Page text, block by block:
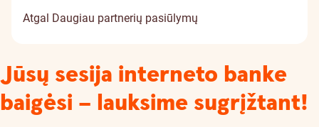
Atgal Daugiau partnerių pasiūlymų
Jūsų sesija interneto banke
baigėsi – lauksime sugrįžtant!